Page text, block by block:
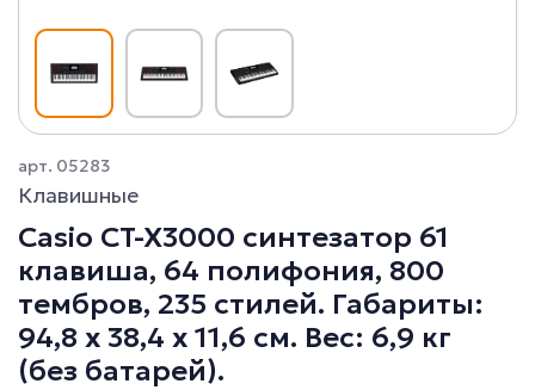
арт. 05283
Клавишные
Casio CT-X3000 синтезатор 61
клавиша, 64 полифония, 800
тембров, 235 стилей. Габариты:
94,8 х 38,4 х 11,6 см. Вес: 6,9 кг
(без батарей).